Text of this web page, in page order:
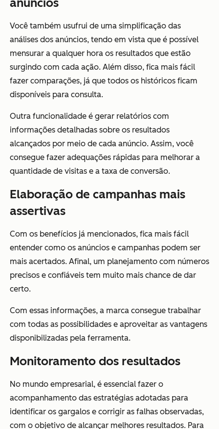
anúncios
Você também usufrui de uma simplificação das
análises dos anúncios, tendo em vista que é possível
mensurar a qualquer hora os resultados que estão
surgindo com cada ação. Além disso, fica mais fácil
fazer comparações, já que todos os históricos ficam
disponíveis para consulta.
Outra funcionalidade é gerar relatórios com
informações detalhadas sobre os resultados
alcançados por meio de cada anúncio. Assim, você
consegue fazer adequações rápidas para melhorar a
quantidade de visitas e a taxa de conversão.
Elaboração de campanhas mais
assertivas
Com os benefícios já mencionados, fica mais fácil
entender como os anúncios e campanhas podem ser
mais acertados. Afinal, um planejamento com números
precisos e confiáveis tem muito mais chance de dar
certo.
Com essas informações, a marca consegue trabalhar
com todas as possibilidades e aproveitar as vantagens
disponibilizadas pela ferramenta.
Monitoramento dos resultados
No mundo empresarial, é essencial fazer o
acompanhamento das estratégias adotadas para
identificar os gargalos e corrigir as falhas observadas,
com o objetivo de alcançar melhores resultados. Para